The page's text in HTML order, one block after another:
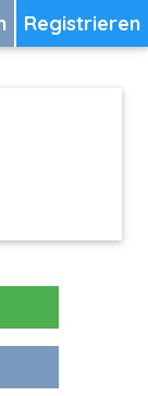
Registrieren